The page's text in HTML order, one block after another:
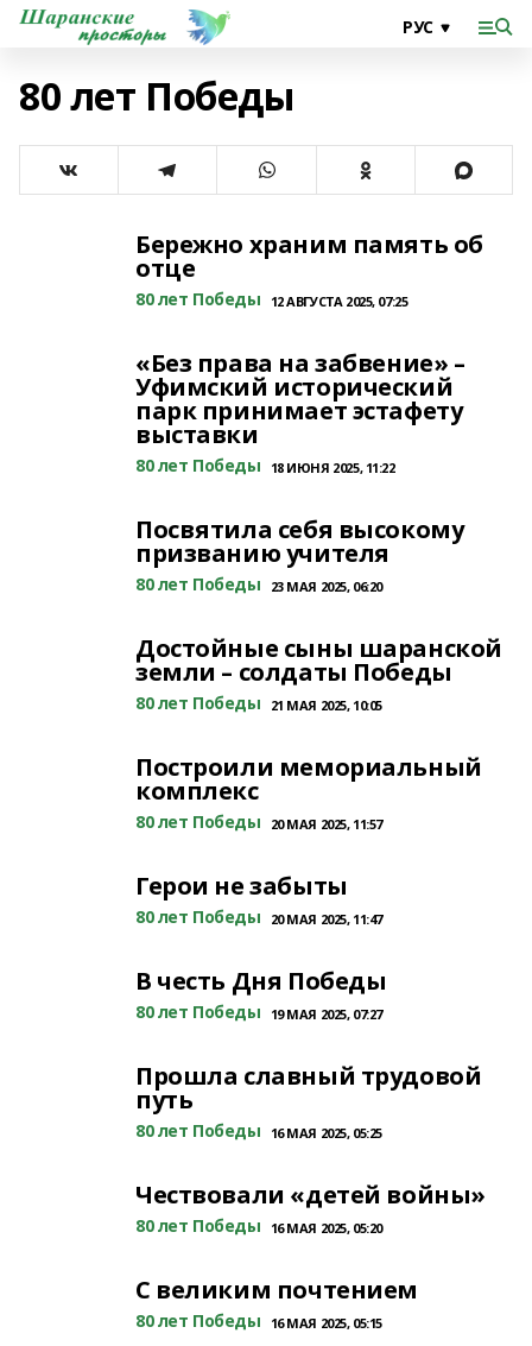
80 лет Победы
Бережно храним память об
отце
80 лет Победы 12 АВГУСТА 2025, 07:25
«Без права на забвение» –
Уфимский исторический
парк принимает эстафету
выставки
80 лет Победы 18 ИЮНЯ 2025, 11:22
Посвятила себя высокому
призванию учителя
80 лет Победы 23 МАЯ 2025, 06:20
Достойные сыны шаранской
земли – солдаты Победы
80 лет Победы 21 МАЯ 2025, 10:05
Построили мемориальный
комплекс
80 лет Победы 20 МАЯ 2025, 11:57
Герои не забыты
80 лет Победы 20 МАЯ 2025, 11:47
В честь Дня Победы
80 лет Победы 19 МАЯ 2025, 07:27
Прошла славный трудовой
путь
80 лет Победы 16 МАЯ 2025, 05:25
Чествовали «детей войны»
80 лет Победы 16 МАЯ 2025, 05:20
С великим почтением
80 лет Победы 16 МАЯ 2025, 05:15